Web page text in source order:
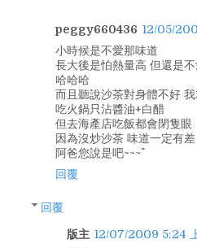
peggy660436 12/05/
小時候是不愛那味道
長大後是怕熱量高 但還是
哈哈哈
而且聽說沙茶對身體不好
吃火鍋只沾醬油+白醋
但去海產店吃飯都會閉隻眼
因為沒炒沙茶 味道一定有差
阿爸您說是吧~~~^^
回覆
回覆
版主 12/07/2009 5:24